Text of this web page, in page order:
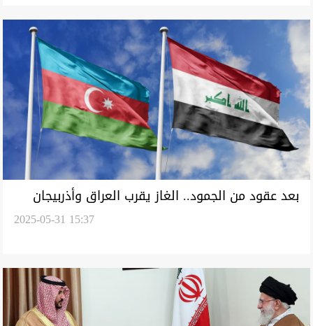
بعد عقود من الجمود.. الغاز يقرب العراق وأذربيجان
2025-05-31 15:37